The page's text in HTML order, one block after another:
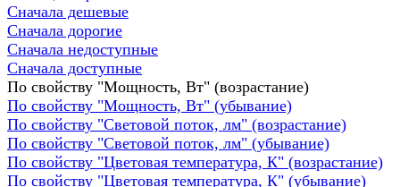
Сначала дешевые
Сначала дорогие
Сначала недоступные
Сначала доступные
По свойству "Мощность, Вт" (возрастание)
По свойству "Мощность, Вт" (убывание)
По свойству "Световой поток, лм" (возрастание)
По свойству "Световой поток, лм" (убывание)
По свойству "Цветовая температура, К" (возрастание)
По свойству "Цветовая температура, К" (убывание)